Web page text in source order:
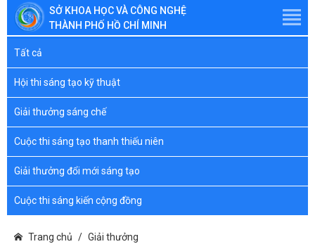
SỞ KHOA HỌC VÀ CÔNG NGHỆ
THÀNH PHỐ HỒ CHÍ MINH
Tất cả
Hội thi sáng tạo kỹ thuật
Giải thưởng sáng chế
Cuộc thi sáng tạo thanh thiếu niên
Giải thưởng đổi mới sáng tạo
Cuộc thi sáng kiến cộng đồng
Trang chủ
Giải thưởng